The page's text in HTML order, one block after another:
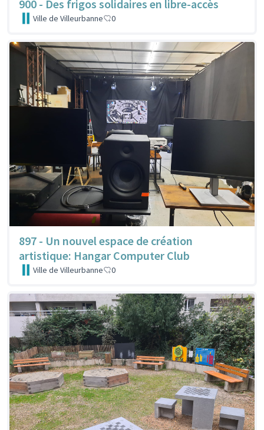
900 - Des frigos solidaires en libre-accès
Ville de Villeurbanne 0
897 - Un nouvel espace de création
artistique: Hangar Computer Club
Ville de Villeurbanne 0